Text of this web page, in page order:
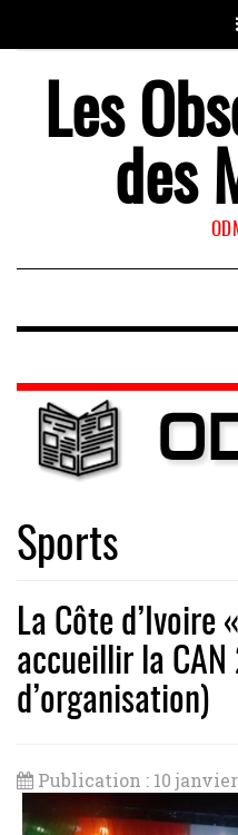
Les
des
Sports
La Côte d’Ivoire
accueillir la
d’organisation)
Publication : 10